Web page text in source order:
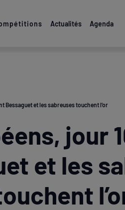
Actualités Agenda
Bessaguet et les sabreuses touchent l’or
jour
et les